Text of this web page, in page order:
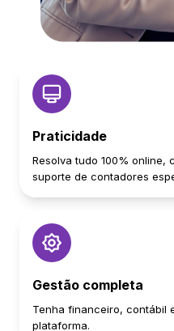
Praticidade
Resolva tudo 100% online,
suporte de contadores
Gestão completa
Tenha financeiro, contábil
plataforma.